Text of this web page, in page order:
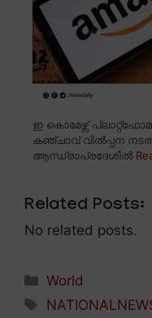
ഇ കൊമേഴ്സ്
കഞ്ചാവ് വിൽപ്പന
ആന്ധ്രാപ്രദേശിൽ
Related Posts:
No related posts.
Categories
World
Tags